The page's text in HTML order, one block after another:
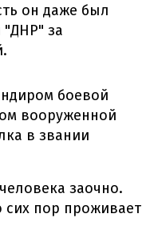
он даже был
"ДНР" за
боевой
вооруженной
в звании
заочно.
сих пор проживает